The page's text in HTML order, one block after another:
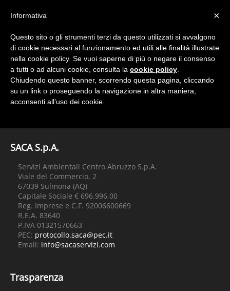
Home Archivio Gare
No posts to display
SACA S.p.A.
Servizi Ambientali Centro Abruzzo S.p.A.
Viale del Commercio, 2
67039 Sulmona (AQ)
Capitale Sociale € 696.996,00
Reg. Imprese e C.F. 92006600669
R.E.A. 83640
P.IVA 01321570663
PEC: protocollo.saca@pec.it
Email: info@sacaservizi.com
Trasparenza
×
Informativa
Questo sito o gli strumenti terzi da questo utilizzati si avvalgono
di cookie necessari al funzionamento ed utili alle finalità illustrate
nella cookie policy. Se vuoi saperne di più o negare il consenso
a tutti o ad alcuni cookie, consulta la cookie policy
Chiudendo questo banner, scorrendo questa pagina, cliccando
su un link o proseguendo la navigazione in altra maniera,
acconsenti all’uso dei cookie.